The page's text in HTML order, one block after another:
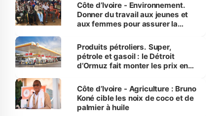
Côte d’Ivoire - Environnement.
Donner du travail aux jeunes et
aux femmes pour assurer la
menacées
Produits pétroliers. Super,
pétrole et gasoil : le Détroit
d’Ormuz fait monter les prix en
Côte d’Ivoire - Agriculture : Bruno
Koné cible les noix de coco et de
palmier à huile